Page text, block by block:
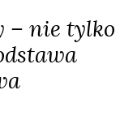
– nie tylko